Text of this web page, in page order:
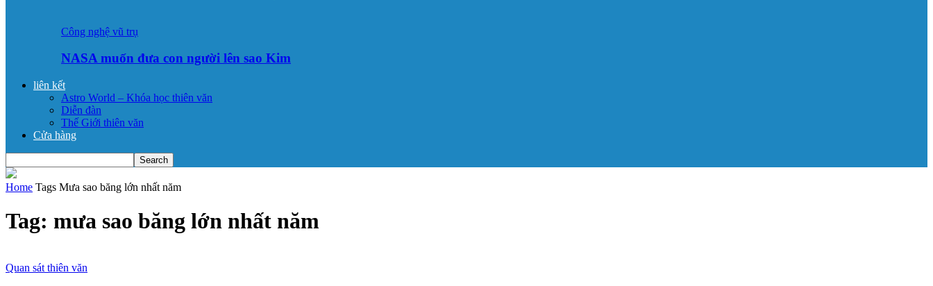
Công nghệ vũ trụ
NASA muốn đưa con người lên sao Kim
liên kết
Astro World – Khóa học thiên văn
Diễn đàn
Thế Giới thiên văn
Cửa hàng
Home Tags Mưa sao băng lớn nhất năm
Tag: mưa sao băng lớn nhất năm
Quan sát thiên văn